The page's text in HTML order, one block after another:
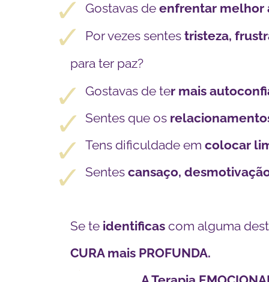
Gostavas de enfrentar melhor
Por vezes sentes tristeza,
para ter paz?
Gostavas de ter mais
Sentes que os
Tens dificuldade em colocar
Sentes cansaço,
Se te identificas com alguma
CURA mais PROFUNDA.